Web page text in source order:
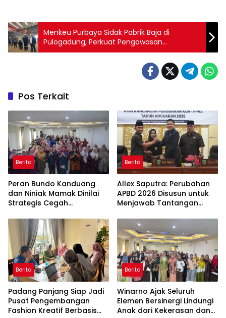
Menkeu Purbaya Sidak Pabrik Baja di
Pulogadung, Perkuat Pengawasan
Kepatuhan Perpajakan
Pos Terkait
Berita
Peran Bundo Kanduang
dan Niniak Mamak Dinilai
Strategis Cegah
Berita
Allex Saputra: Perubahan
APBD 2026 Disusun untuk
Menjawab Tantangan
Berita
Padang Panjang Siap Jadi
Pusat Pengembangan
Fashion Kreatif Berbasis
Berita
Winarno Ajak Seluruh
Elemen Bersinergi Lindungi
Anak dari Kekerasan dan